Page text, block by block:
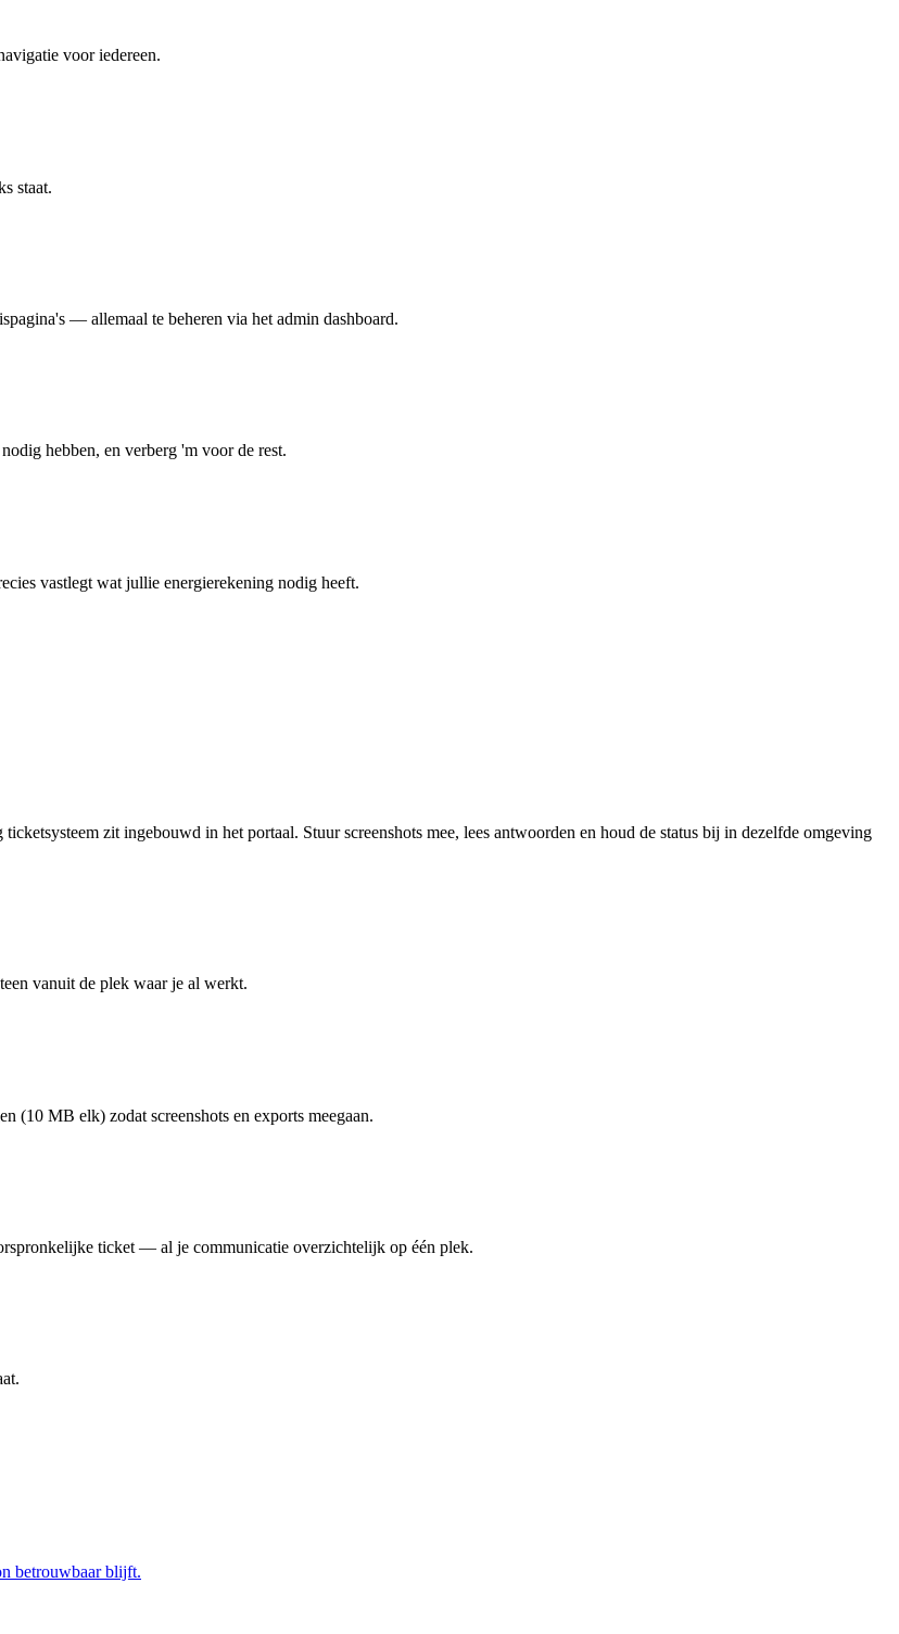
voor iedereen.
staat.
— allemaal te beheren via het admin dashboard.
hebben, en verberg 'm voor de rest.
vastlegt wat jullie energierekening nodig heeft.
zit ingebouwd in het portaal. Stuur screenshots mee, lees antwoorden en houd de status bij in dezelfde omgeving
vanuit de plek waar je al werkt.
(10 MB elk) zodat screenshots en exports meegaan.
ticket — al je communicatie overzichtelijk op één plek.
betrouwbaar blijft.